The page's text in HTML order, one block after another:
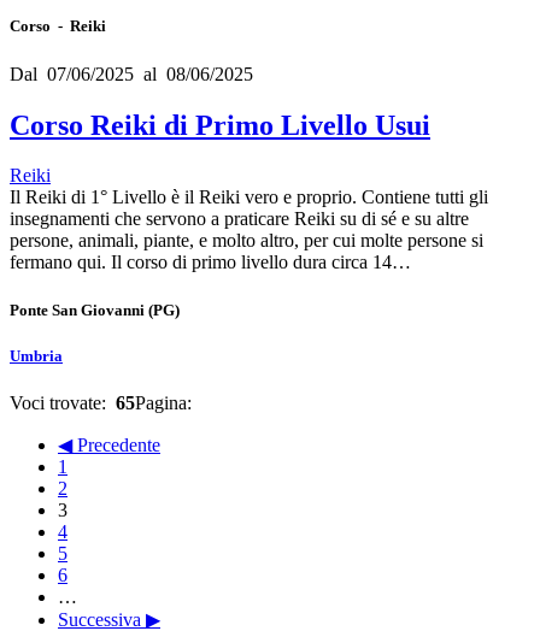
Corso - Reiki
Dal 07/06/2025 al 08/06/2025
Corso Reiki di Primo Livello Usui
Reiki
Il Reiki di 1° Livello è il Reiki vero e proprio. Contiene tutti gli
insegnamenti che servono a praticare Reiki su di sé e su altre
persone, animali, piante, e molto altro, per cui molte persone si
fermano qui. Il corso di primo livello dura circa 14…
Ponte San Giovanni (PG)
Umbria
Voci trovate: 65Pagina:
◀ Precedente
1
2
3
4
5
6
…
Successiva ▶